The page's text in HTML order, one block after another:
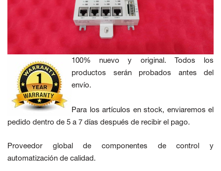
100% nuevo y original. Todos los
productos serán probados antes del
envío.
Para los artículos en stock, enviaremos el
pedido dentro de 5 a 7 días después de recibir el pago.
Proveedor global de componentes de control y
automatización de calidad.